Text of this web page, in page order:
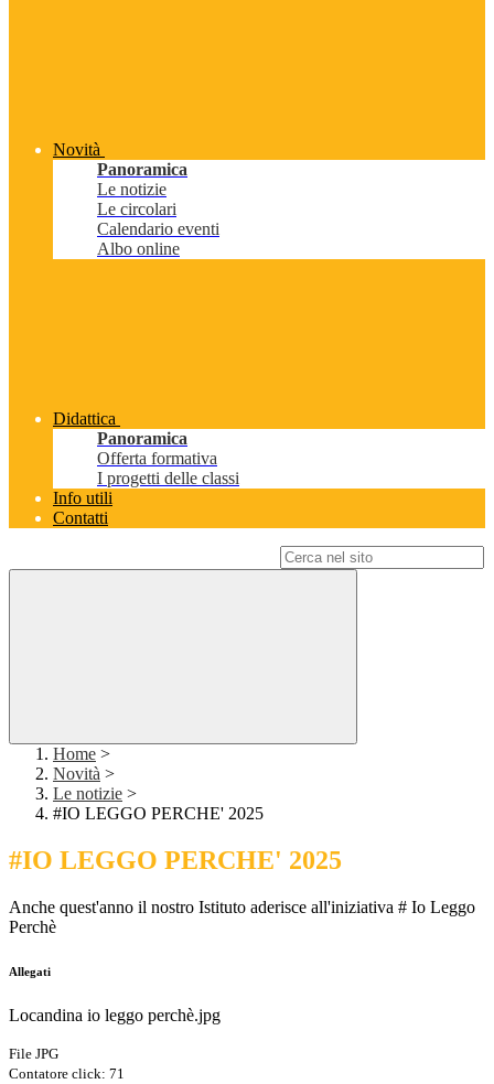
Novità
Panoramica
Le notizie
Le circolari
Calendario eventi
Albo online
Didattica
Panoramica
Offerta formativa
I progetti delle classi
Info utili
Contatti
Home >
Novità >
Le notizie >
#IO LEGGO PERCHE' 2025
#IO LEGGO PERCHE' 2025
Anche quest'anno il nostro Istituto aderisce all'iniziativa # Io Leggo
Perchè
Allegati
Locandina io leggo perchè.jpg
File JPG
Contatore click: 71